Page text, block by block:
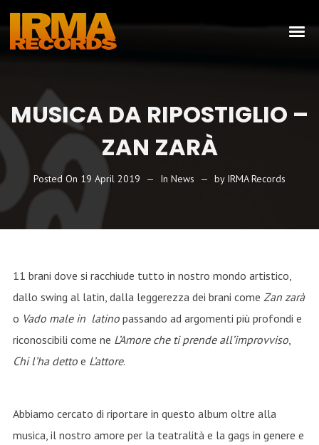
MUSICA DA RIPOSTIGLIO –
ZAN ZARÀ
Posted On 19 April 2019 In News by IRMA Records
11 brani dove si racchiude tutto in nostro mondo artistico,
dallo swing al latin, dalla leggerezza dei brani come Zan zarà
o Vado male in latinopassando ad argomenti più profondi e
riconoscibili come ne L’Amore che ti prende all’improvviso,
Chi l’ha dettoe L’attore.
Abbiamo cercato di riportare in questo album oltre alla
musica, il nostro amore per la teatralità e la gags in genere e